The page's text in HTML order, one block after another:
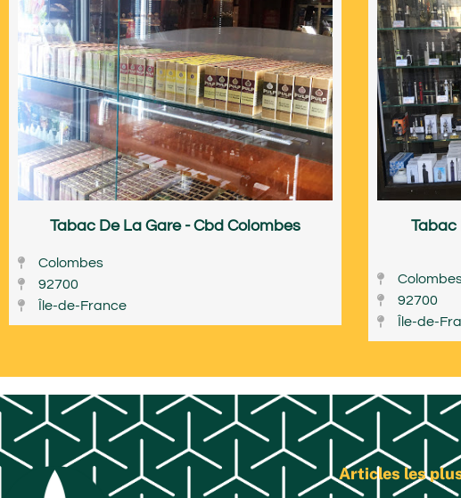
Tabac De La Gare - Cbd Colombes
Colombes
92700
Île-de-France
Tabac
92700
Île-de-
Articles les